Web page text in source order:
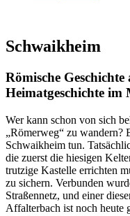
Schwaikheim
Römische
Heimatgeschichte im
Wer kann schon von sich
„Römerweg“ zu wandern?
Schwaikheim tun.
die zuerst die hiesigen
trutzige Kastelle errichten
zu sichern. Verbunden
Straßennetz, und einer
Affalterbach ist noch heute